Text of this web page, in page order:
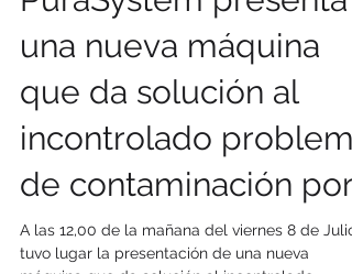
PuraSystem presenta
una nueva máquina
que da solución al
incontrolado problema
de contaminación por